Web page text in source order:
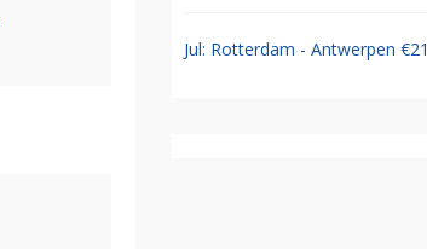
Jul: Rotterdam - Antwerpen €21